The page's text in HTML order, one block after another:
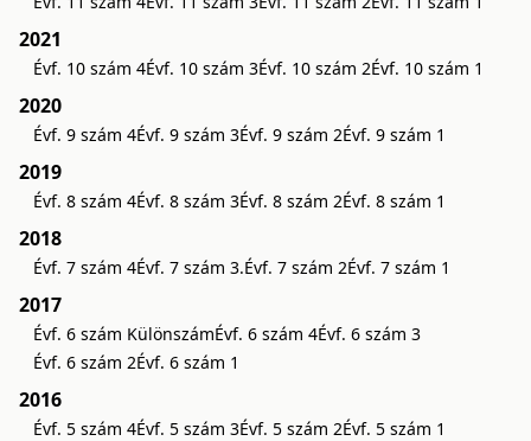
2021
Évf. 10 szám 4Évf. 10 szám 3Évf. 10 szám 2Évf. 10 szám 1
2020
Évf. 9 szám 4Évf. 9 szám 3Évf. 9 szám 2Évf. 9 szám 1
2019
Évf. 8 szám 4Évf. 8 szám 3Évf. 8 szám 2Évf. 8 szám 1
2018
Évf. 7 szám 4Évf. 7 szám 3.Évf. 7 szám 2Évf. 7 szám 1
2017
Évf. 6 szám KülönszámÉvf. 6 szám 4Évf. 6 szám 3
Évf. 6 szám 2Évf. 6 szám 1
2016
Évf. 5 szám 4Évf. 5 szám 3Évf. 5 szám 2Évf. 5 szám 1